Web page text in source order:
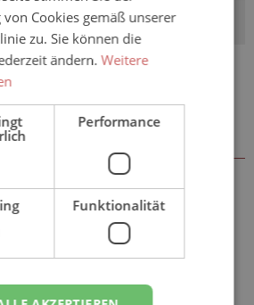
& weitere Größen
Cookies gemäß unserer
zu. Sie können die
ändern.Weitere
Performance
Funktionalität